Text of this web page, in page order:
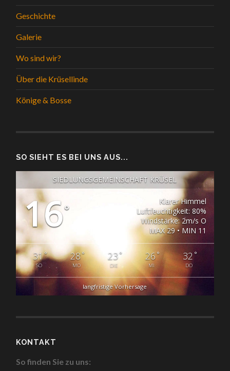
Geschichte
Galerie
Wo sind wir?
Über die Krüsellinde
Könige & Bosse
SO SIEHT ES BEI UNS AUS...
SIEDLUNGSGEMEINSCHAFT KRÜSEL
16°
Klarer Himmel
Luftfeuchtigkeit: 80%
Windstärke: 2m/s O
MAX 29 • MIN 11
31°
SO
28°
MO
23°
DIE
26°
MI
32 °
DO
langfristige Vorhersage
KONTAKT
So finden Sie zu uns: